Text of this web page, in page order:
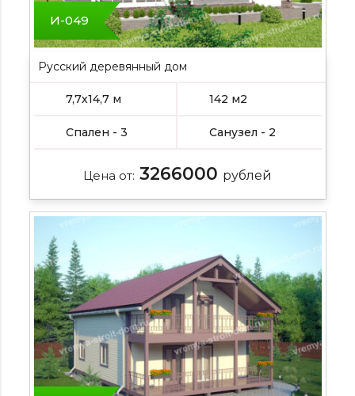
И-049
Русский деревянный дом
7,7х14,7 м 142 м2
Спален - 3 Санузел - 2
Цена от: 3266000 рублей